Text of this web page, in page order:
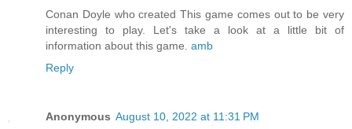
Conan Doyle who created This game comes out to be very
interesting to play. Let's take a look at a little bit of
information about this game. amb
Reply
Anonymous August 10, 2022 at 11:31 PM